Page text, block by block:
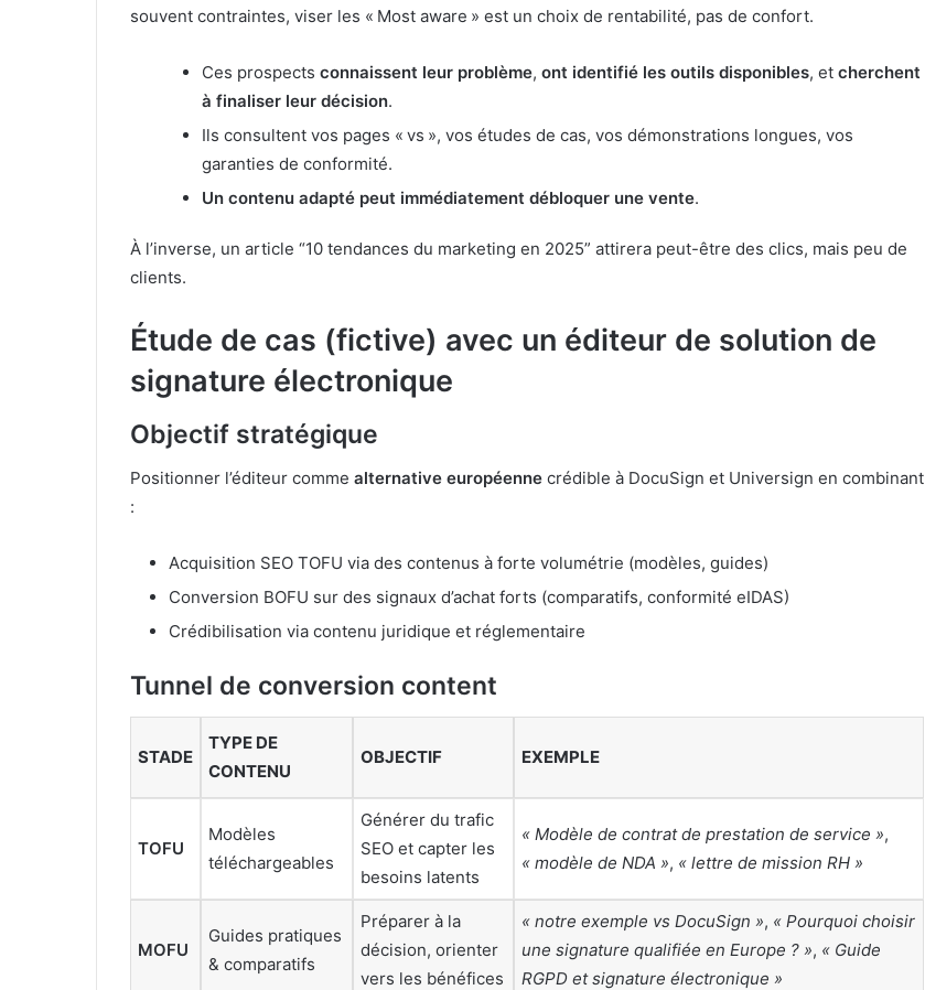
souvent contraintes, viser les « Most aware » est un choix de rentabilité, pas de confort.
Ces prospects connaissent leur problème, ont identifié les outils disponibles, et cherchent
à finaliser leur décision.
Ils consultent vos pages « vs », vos études de cas, vos démonstrations longues, vos
garanties de conformité.
Un contenu adapté peut immédiatement débloquer une vente.
À l’inverse, un article “10 tendances du marketing en 2025” attirera peut-être des clics, mais peu de
clients.
Étude de cas (fictive) avec un éditeur de solution de
signature électronique
Objectif stratégique
Positionner l’éditeur comme alternative européenne crédible à DocuSign et Universign en combinant
:
Acquisition SEO TOFU via des contenus à forte volumétrie (modèles, guides)
Conversion BOFU sur des signaux d’achat forts (comparatifs, conformité eIDAS)
Crédibilisation via contenu juridique et réglementaire
Tunnel de conversion content
STADE
TYPE DE
CONTENU
OBJECTIF EXEMPLE
TOFU
Modèles
téléchargeables
Générer du trafic
SEO et capter les
besoins latents
« Modèle de contrat de prestation de service »,
« modèle de NDA », « lettre de mission RH »
MOFU
Guides pratiques
& comparatifs
Préparer à la
décision, orienter
vers les bénéfices
« notre exemple vs DocuSign », « Pourquoi choisir
une signature qualifiée en Europe ? », « Guide
RGPD et signature électronique »